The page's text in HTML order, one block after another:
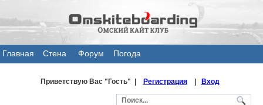
Главная
Стена
Форум Погода
Приветствую Вас"Гость" | Регистрация| Вход